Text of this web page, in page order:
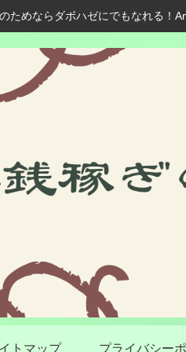
めならダボハゼにでもなれる！
トマップ プライバシー